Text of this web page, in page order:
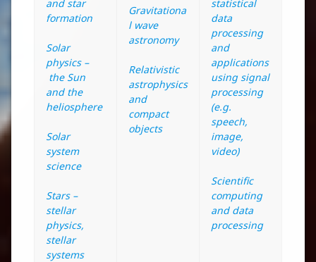
and star
formation
Solar
physics –
the Sun
and the
heliosphere
Solar
system
science
Stars –
stellar
physics,
stellar
systems
Gravitationa
l wave
astronomy
Relativistic
astrophysics
and
compact
objects
statistical
data
processing
and
applications
using signal
processing
(e.g.
speech,
image,
video)
Scientific
computing
and data
processing